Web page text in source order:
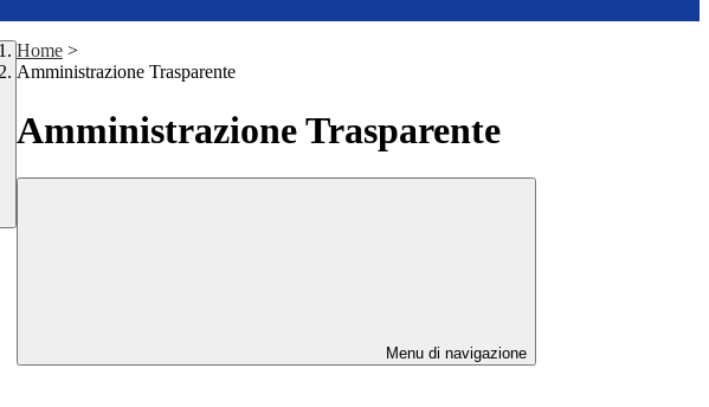
Home >
Amministrazione Trasparente
Amministrazione Trasparente
Menu di navigazione